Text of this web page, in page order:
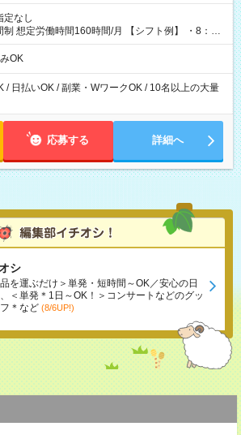
定なし
働時間160時間/月 【シフト例】 ・8：00
OK
/ 日払いOK / 副業・WワークOK / 10名以上の大量
応募する 詳細へ
シ
を運ぶだけ＞単発・短時間～OK／安心の日
＜単発＊1日～OK！＞コンサートなどのグッ
＊など (8/6UP!)